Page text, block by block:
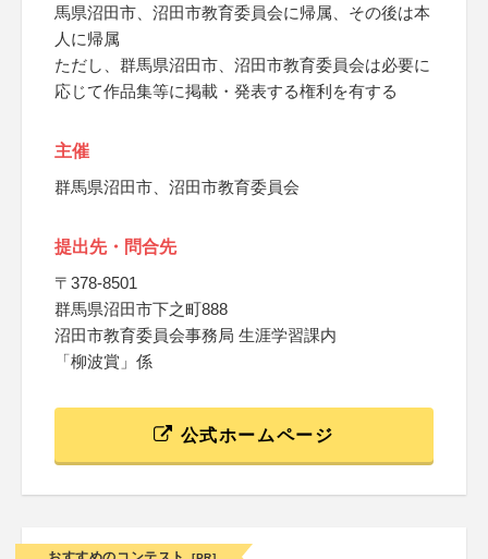
馬県沼田市、沼田市教育委員会に帰属、その後は本
人に帰属
ただし、群馬県沼田市、沼田市教育委員会は必要に
応じて作品集等に掲載・発表する権利を有する
主催
群馬県沼田市、沼田市教育委員会
提出先・問合先
〒378-8501
群馬県沼田市下之町888
沼田市教育委員会事務局 生涯学習課内
「柳波賞」係
公式ホームページ